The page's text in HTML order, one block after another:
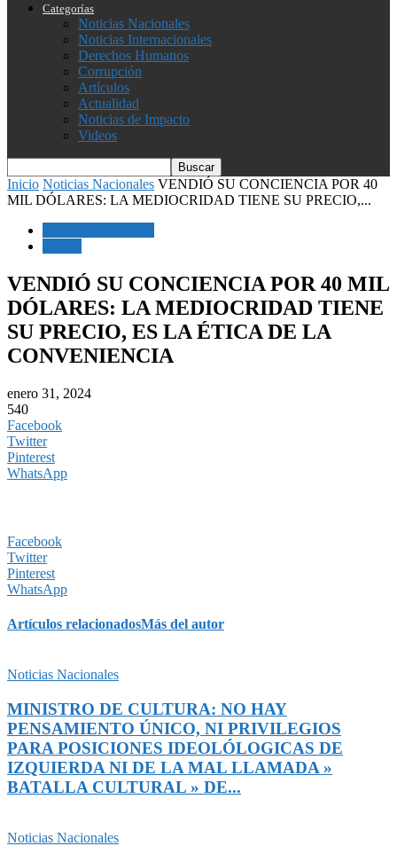
Categorías
Noticias Nacionales
Noticias Internacionales
Derechos Humanos
Corrupción
Artículos
Actualidad
Noticias de Impacto
Videos
Inicio Noticias Nacionales VENDIÓ SU CONCIENCIA POR 40
MIL DÓLARES: LA MEDIOCRIDAD TIENE SU PRECIO,...
VENDIÓ SU CONCIENCIA POR 40 MIL
DÓLARES: LA MEDIOCRIDAD TIENE
SU PRECIO, ES LA ÉTICA DE LA
CONVENIENCIA
enero 31, 2024
540
Facebook
Twitter
Pinterest
WhatsApp
Facebook
Twitter
Pinterest
WhatsApp
Artículos relacionadosMás del autor
Noticias Nacionales
MINISTRO DE CULTURA: NO HAY
PENSAMIENTO ÚNICO, NI PRIVILEGIOS
PARA POSICIONES IDEOLÓLOGICAS DE
IZQUIERDA NI DE LA MAL LLAMADA »
BATALLA CULTURAL » DE...
Noticias Nacionales